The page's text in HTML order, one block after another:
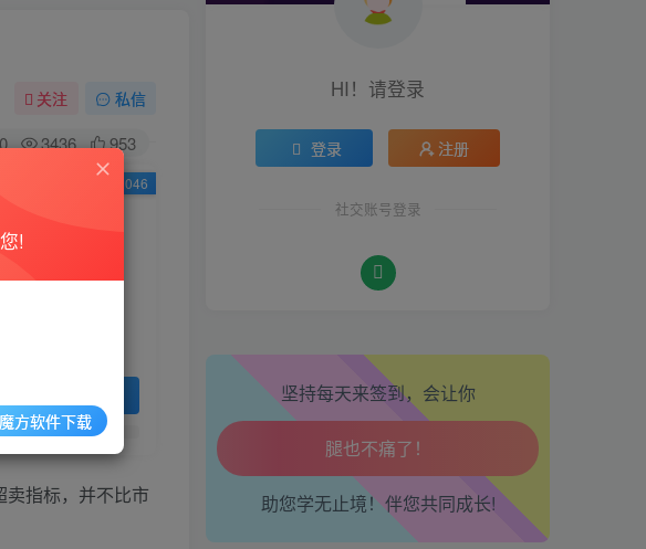
关注 私信
0 3436 953
已售 1046
卖指标，并不比市
HI！请登录
登录 注册
社交账号登录
期魔方会员权益对比，总有
一项适合您！
金手指分析系统，曾经市场
价39800
HI！请登录
登录 注册
社交账号登录
坚持每天来签到，会让你
心情也舒畅了！
走路也有劲了！
腿也不痛了！
腰也不酸了！
助您学无止境！伴您共同成长!
!
方软件下载